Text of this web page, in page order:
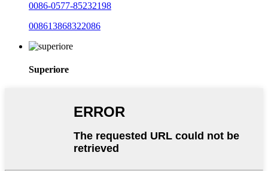
0086-0577-85232198
008613868322086
Superiore